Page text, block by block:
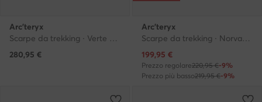
Arc'teryx
Scarpe da trekking · Verte Alpine Gtx Gore-Tex X000009602 · Verde
280,95 €
Arc'teryx
Scarpe da trekking · Norvan Ld 4 Gtx X000010397 · Nero
Prezzo attuale
199,95 €
Prezzo regolare220,95 €-9%
Prezzo più basso219,95 €-9%